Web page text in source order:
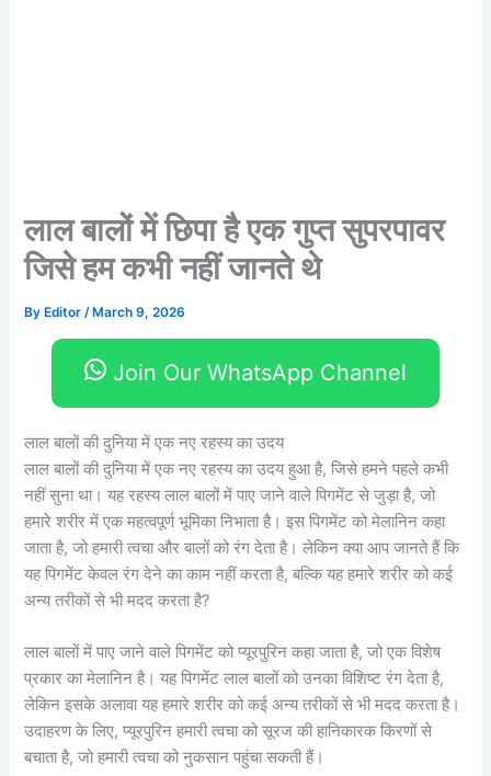
लाल बालों में छिपा है एक गुप्त सुपरपावर
जिसे हम कभी नहीं जानते थे
By Editor/ March 9, 2026
Join Our WhatsApp Channel
लाल बालों की दुनिया में एक नए रहस्य का उदय
लाल बालों की दुनिया में एक नए रहस्य का उदय हुआ है, जिसे हमने पहले कभी
नहीं सुना था। यह रहस्य लाल बालों में पाए जाने वाले पिगमेंट से जुड़ा है, जो
हमारे शरीर में एक महत्वपूर्ण भूमिका निभाता है। इस पिगमेंट को मेलानिन कहा
जाता है, जो हमारी त्वचा और बालों को रंग देता है। लेकिन क्या आप जानते हैं कि
यह पिगमेंट केवल रंग देने का काम नहीं करता है, बल्कि यह हमारे शरीर को कई
अन्य तरीकों से भी मदद करता है?
लाल बालों में पाए जाने वाले पिगमेंट को प्यूरपुरिन कहा जाता है, जो एक विशेष
प्रकार का मेलानिन है। यह पिगमेंट लाल बालों को उनका विशिष्ट रंग देता है,
लेकिन इसके अलावा यह हमारे शरीर को कई अन्य तरीकों से भी मदद करता है।
उदाहरण के लिए, प्यूरपुरिन हमारी त्वचा को सूरज की हानिकारक किरणों से
बचाता है, जो हमारी त्वचा को नुकसान पहुंचा सकती हैं।